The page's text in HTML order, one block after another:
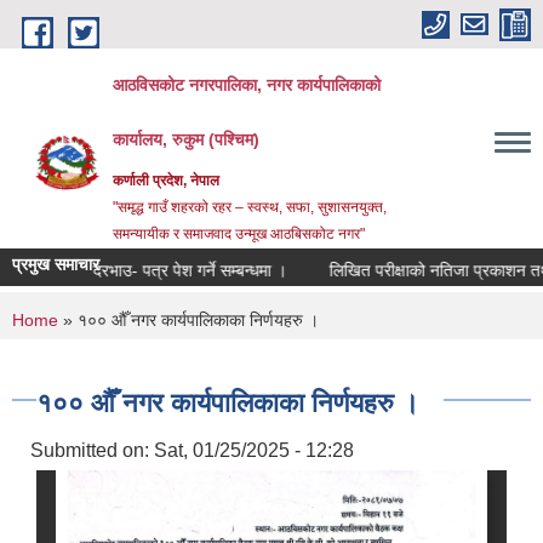
Skip to main content
आठविसकोट नगरपालिका, नगर कार्यपालिकाको
कार्यालय, रुकुम (पश्चिम)
कर्णाली प्रदेश, नेपाल
"समृद्ध गाउँ शहरको रहर – स्वस्थ, सफा, सुशासनयुक्त,
समन्यायीक र समाजवाद उन्मूख आठबिसकोट नगर"
प्रमुख समाचार
दरभाउ- पत्र पेश गर्ने सम्बन्धमा । लिखित परीक्षाको नतिजा प्रकाशन तथा
You are here
Home » १०० औँ नगर कार्यपालिकाका निर्णयहरु ।
१०० औँ नगर कार्यपालिकाका निर्णयहरु ।
Submitted on: Sat, 01/25/2025 - 12:28